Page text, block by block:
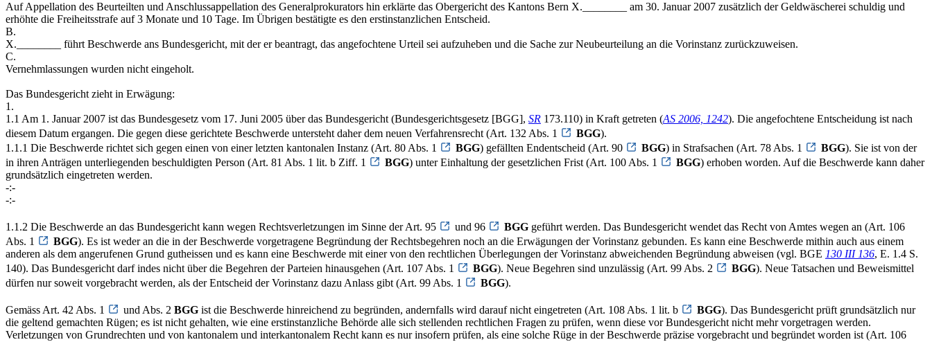
Auf Appellation des Beurteilten und Anschlussappellation des Generalprokurators hin erklärte das Obergericht des Kantons Bern X.________ am 30. Januar 2007 zusätzlich der Geldwäscherei schuldig und
erhöhte die Freiheitsstrafe auf 3 Monate und 10 Tage. Im Übrigen bestätigte es den erstinstanzlichen Entscheid.
B.
X.________ führt Beschwerde ans Bundesgericht, mit der er beantragt, das angefochtene Urteil sei aufzuheben und die Sache zur Neubeurteilung an die Vorinstanz zurückzuweisen.
C.
Vernehmlassungen wurden nicht eingeholt.
Das Bundesgericht zieht in Erwägung:
1.
1.1 Am 1. Januar 2007 ist das Bundesgesetz vom 17. Juni 2005 über das Bundesgericht (Bundesgerichtsgesetz [BGG], SR 173.110) in Kraft getreten (AS 2006, 1242). Die angefochtene Entscheidung ist nach
diesem Datum ergangen. Die gegen diese gerichtete Beschwerde untersteht daher dem neuen Verfahrensrecht (Art. 132 Abs. 1
BGG).
1.1.1 Die Beschwerde richtet sich gegen einen von einer letzten kantonalen Instanz (Art. 80 Abs. 1
BGG) gefällten Endentscheid (Art. 90 BGG) in Strafsachen (Art. 78 Abs. 1 BGG). Sie ist von der
in ihren Anträgen unterliegenden beschuldigten Person (Art. 81 Abs. 1 lit. b Ziff. 1
BGG) unter Einhaltung der gesetzlichen Frist (Art. 100 Abs. 1 BGG) erhoben worden. Auf die Beschwerde kann daher
grundsätzlich eingetreten werden.
-:-
-:-
1.1.2 Die Beschwerde an das Bundesgericht kann wegen Rechtsverletzungen im Sinne der Art. 95 und 96 BGG geführt werden. Das Bundesgericht wendet das Recht von Amtes wegen an (Art. 106
Abs. 1
BGG). Es ist weder an die in der Beschwerde vorgetragene Begründung der Rechtsbegehren noch an die Erwägungen der Vorinstanz gebunden. Es kann eine Beschwerde mithin auch aus einem
anderen als dem angerufenen Grund gutheissen und es kann eine Beschwerde mit einer von den rechtlichen Überlegungen der Vorinstanz abweichenden Begründung abweisen (vgl. BGE 130 III 136, E. 1.4 S.
140). Das Bundesgericht darf indes nicht über die Begehren der Parteien hinausgehen (Art. 107 Abs. 1
BGG). Neue Begehren sind unzulässig (Art. 99 Abs. 2 BGG). Neue Tatsachen und Beweismittel
dürfen nur soweit vorgebracht werden, als der Entscheid der Vorinstanz dazu Anlass gibt (Art. 99 Abs. 1
BGG).
Gemäss Art. 42 Abs. 1 und Abs. 2 BGG ist die Beschwerde hinreichend zu begründen, andernfalls wird darauf nicht eingetreten (Art. 108 Abs. 1 lit. b BGG). Das Bundesgericht prüft grundsätzlich nur
die geltend gemachten Rügen; es ist nicht gehalten, wie eine erstinstanzliche Behörde alle sich stellenden rechtlichen Fragen zu prüfen, wenn diese vor Bundesgericht nicht mehr vorgetragen werden.
Verletzungen von Grundrechten und von kantonalem und interkantonalem Recht kann es nur insofern prüfen, als eine solche Rüge in der Beschwerde präzise vorgebracht und begründet worden ist (Art. 106